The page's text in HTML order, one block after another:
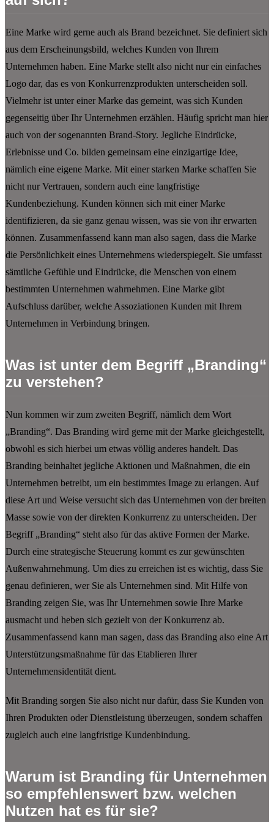
Eine Marke wird gerne auch als Brand bezeichnet. Sie definiert sich
aus dem Erscheinungsbild, welches Kunden von Ihrem
Unternehmen haben. Eine Marke stellt also nicht nur ein einfaches
Logo dar, das es von Konkurrenzprodukten unterscheiden soll.
Vielmehr ist unter einer Marke das gemeint, was sich Kunden
gegenseitig über Ihr Unternehmen erzählen. Häufig spricht man hier
auch von der sogenannten Brand-Story. Jegliche Eindrücke,
Erlebnisse und Co. bilden gemeinsam eine einzigartige Idee,
nämlich eine eigene Marke. Mit einer starken Marke schaffen Sie
nicht nur Vertrauen, sondern auch eine langfristige
Kundenbeziehung. Kunden können sich mit einer Marke
identifizieren, da sie ganz genau wissen, was sie von ihr erwarten
können. Zusammenfassend kann man also sagen, dass die Marke
die Persönlichkeit eines Unternehmens wiederspiegelt. Sie umfasst
sämtliche Gefühle und Eindrücke, die Menschen von einem
bestimmten Unternehmen wahrnehmen. Eine Marke gibt
Aufschluss darüber, welche Assoziationen Kunden mit Ihrem
Unternehmen in Verbindung bringen.
Was ist unter dem Begriff „Branding“
zu verstehen?
Nun kommen wir zum zweiten Begriff, nämlich dem Wort
„Branding“. Das Branding wird gerne mit der Marke gleichgestellt,
obwohl es sich hierbei um etwas völlig anderes handelt. Das
Branding beinhaltet jegliche Aktionen und Maßnahmen, die ein
Unternehmen betreibt, um ein bestimmtes Image zu erlangen. Auf
diese Art und Weise versucht sich das Unternehmen von der breiten
Masse sowie von der direkten Konkurrenz zu unterscheiden. Der
Begriff „Branding“ steht also für das aktive Formen der Marke.
Durch eine strategische Steuerung kommt es zur gewünschten
Außenwahrnehmung. Um dies zu erreichen ist es wichtig, dass Sie
genau definieren, wer Sie als Unternehmen sind. Mit Hilfe von
Branding zeigen Sie, was Ihr Unternehmen sowie Ihre Marke
ausmacht und heben sich gezielt von der Konkurrenz ab.
Zusammenfassend kann man sagen, dass das Branding also eine Art
Unterstützungsmaßnahme für das Etablieren Ihrer
Unternehmensidentität dient.
Mit Branding sorgen Sie also nicht nur dafür, dass Sie Kunden von
Ihren Produkten oder Dienstleistung überzeugen, sondern schaffen
zugleich auch eine langfristige Kundenbindung.
Warum ist Branding für Unternehmen
so empfehlenswert bzw. welchen
Nutzen hat es für sie?